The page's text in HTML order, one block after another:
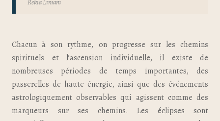
Rekia Limam
Chacun à son rythme, on progresse sur les chemins
spirituels et l’ascension individuelle, il existe de
nombreuses périodes de temps importantes, des
passerelles de haute énergie, ainsi que des événements
astrologiquement observables qui agissent comme des
marqueurs sur ses chemins. Les éclipses sont